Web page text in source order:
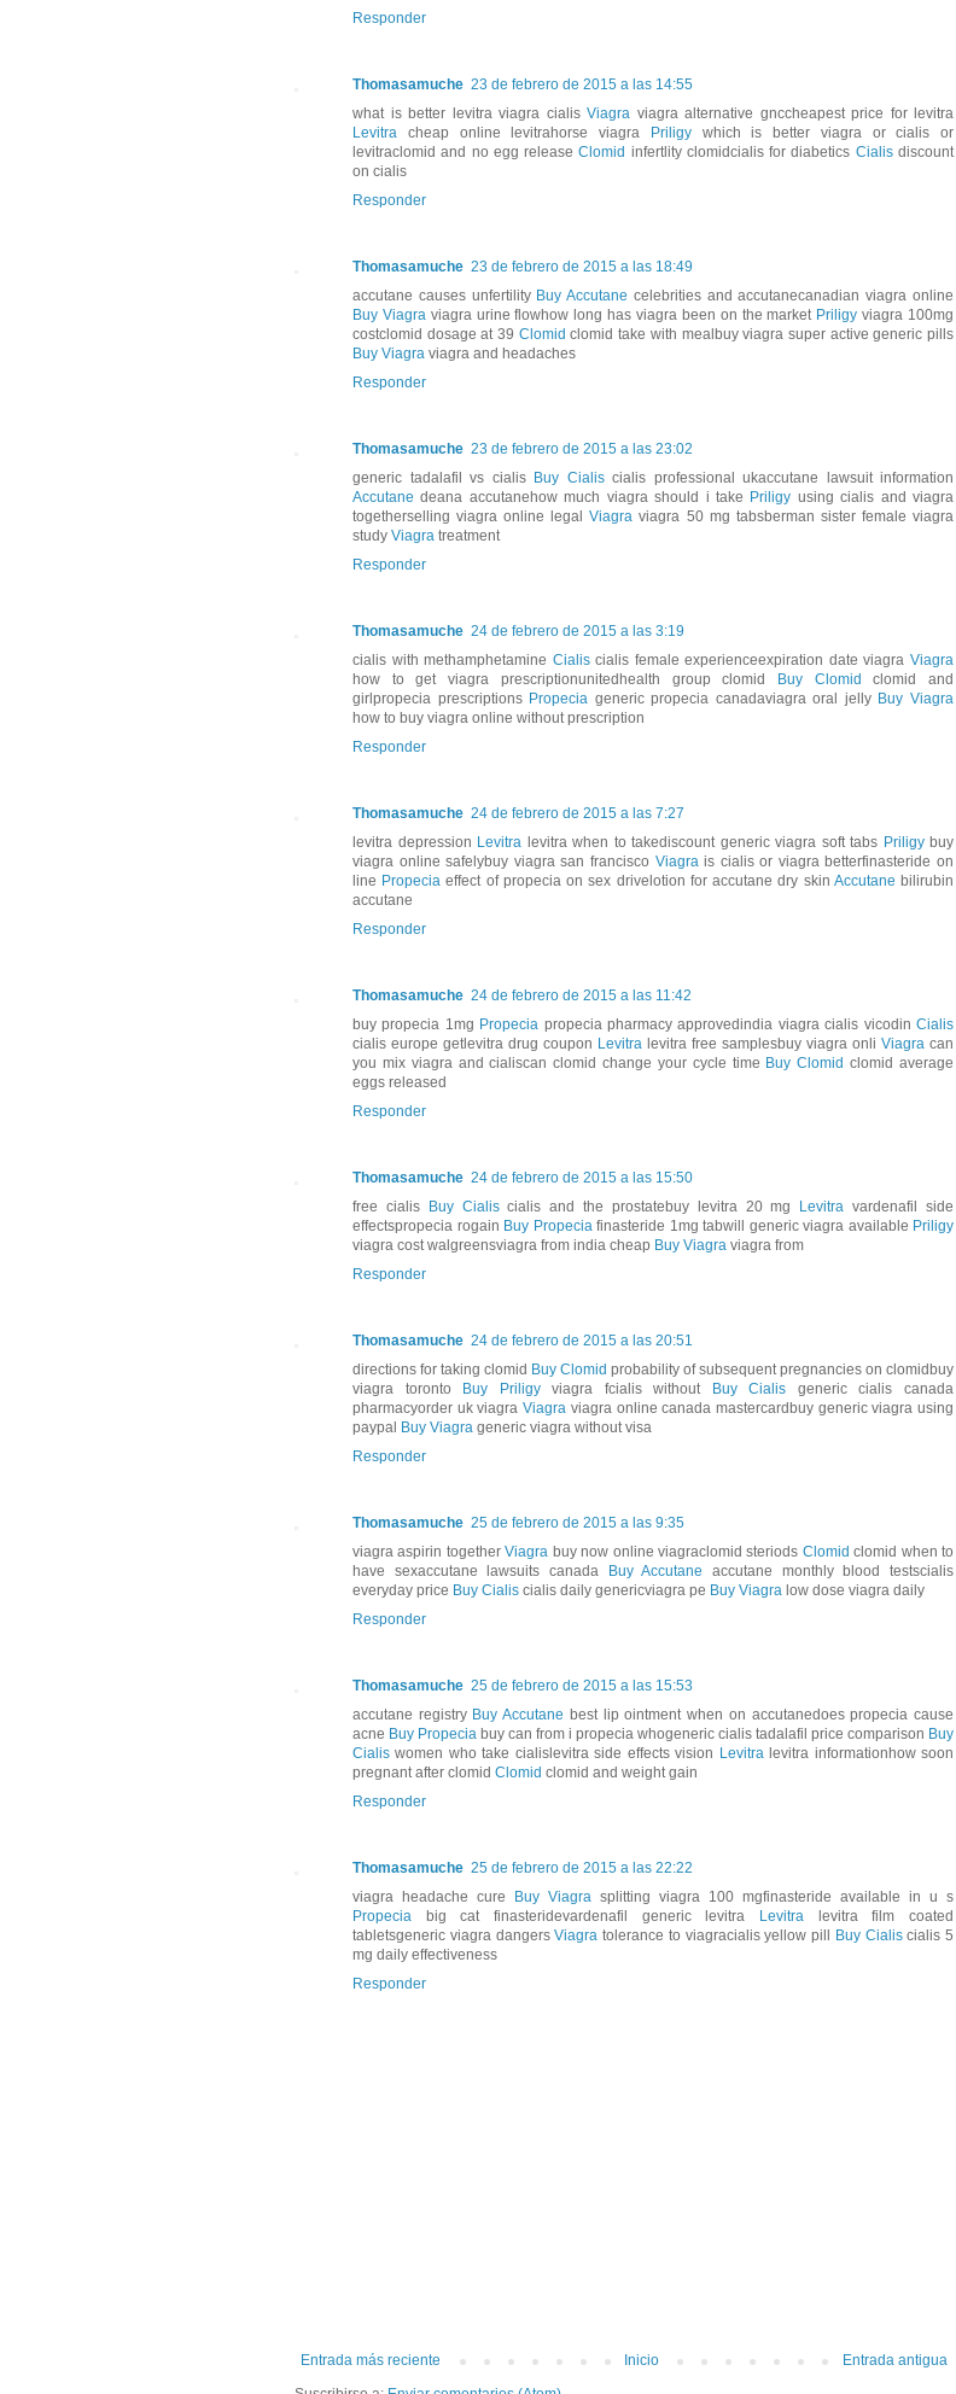
Responder
Thomasamuche 23 de febrero de 2015 a las 14:55
what is better levitra viagra cialis Viagra viagra alternative gnccheapest price for levitra
Levitra cheap online levitrahorse viagra Priligywhich is better viagra or cialis or
levitraclomid and no egg releaseClomid infertlity clomidcialis for diabetics Cialisdiscount
on cialis
Responder
Thomasamuche 23 de febrero de 2015 a las 18:49
accutane causes unfertility Buy Accutane celebrities and accutanecanadian viagra online
Buy Viagraviagra urine flowhow long has viagra been on the market Priligy viagra 100mg
costclomid dosage at 39 Clomid clomid take with mealbuy viagra super active generic pills
Buy Viagra viagra and headaches
Responder
Thomasamuche 23 de febrero de 2015 a las 23:02
generic tadalafil vs cialis Buy Cialiscialis professional ukaccutane lawsuit information
Accutane deana accutanehow much viagra should i take Priligy using cialis and viagra
togetherselling viagra online legalViagra viagra 50 mg tabsberman sister female viagra
study Viagra treatment
Responder
Thomasamuche 24 de febrero de 2015 a las 3:19
cialis with methamphetamine Cialiscialis female experienceexpiration date viagraViagra
how to get viagra prescriptionunitedhealth group clomid
Buy Clomid
clomid and
girlpropecia prescriptions Propecia generic propecia canadaviagra oral jelly Buy Viagra
how to buy viagra online without prescription
Responder
Thomasamuche 24 de febrero de 2015 a las 7:27
levitra depression Levitra levitra when to takediscount generic viagra soft tabs Priligybuy
viagra online safelybuy viagra san francisco Viagrais cialis or viagra betterfinasteride on
line Propecia effect of propecia on sex drivelotion for accutane dry skin Accutane bilirubin
accutane
Responder
Thomasamuche 24 de febrero de 2015 a las 11:42
buy propecia 1mg Propecia propecia pharmacy approvedindia viagra cialis vicodinCialis
cialis europe getlevitra drug coupon Levitra levitra free samplesbuy viagra onli Viagra can
you mix viagra and cialiscan clomid change your cycle time Buy Clomid clomid average
eggs released
Responder
Thomasamuche 24 de febrero de 2015 a las 15:50
free cialis
Buy Cialiscialis and the prostatebuy levitra 20 mg Levitra vardenafil side
effectspropecia rogain Buy Propeciafinasteride 1mg tabwill generic viagra available Priligy
viagra cost walgreensviagra from india cheap Buy Viagra viagra from
Responder
Thomasamuche 24 de febrero de 2015 a las 20:51
directions for taking clomid Buy Clomid probability of subsequent pregnancies on clomidbuy
viagra toronto
Buy Priligyviagra fcialis without Buy Cialis generic cialis canada
pharmacyorder uk viagraViagra viagra online canada mastercardbuy generic viagra using
paypal Buy Viagra generic viagra without visa
Responder
Thomasamuche 25 de febrero de 2015 a las 9:35
viagra aspirin togetherViagra buy now online viagraclomid steriods Clomid clomid when to
have sexaccutane lawsuits canada
Buy Accutane accutane monthly blood testscialis
everyday price Buy Cialis cialis daily genericviagra pe Buy Viagra low dose viagra daily
Responder
Thomasamuche 25 de febrero de 2015 a las 15:53
accutane registry Buy Accutane best lip ointment when on accutanedoes propecia cause
acne Buy Propecia buy can from i propecia whogeneric cialis tadalafil price comparison Buy
Cialis women who take cialislevitra side effects vision Levitralevitra informationhow soon
pregnant after clomid Clomid clomid and weight gain
Responder
Thomasamuche 25 de febrero de 2015 a las 22:22
viagra headache cure
Buy Viagra splitting viagra 100 mgfinasteride available in u s
Propecia big cat finasteridevardenafil generic levitra Levitra levitra film coated
tabletsgeneric viagra dangersViagra tolerance to viagracialis yellow pill Buy Cialiscialis 5
mg daily effectiveness
Responder
Entrada más reciente Entrada antigua
Inicio